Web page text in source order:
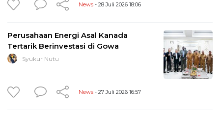
News - 28 Juli 2026 18:06
Perusahaan Energi Asal Kanada
Tertarik Berinvestasi di Gowa
Syukur Nutu
News - 27 Juli 2026 16:57